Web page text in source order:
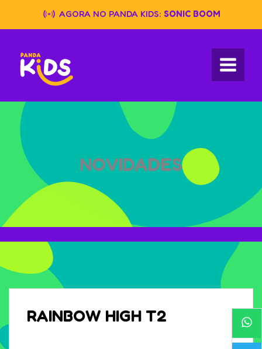
content
AGORA NO PANDA KIDS: SONIC BOOM
NOVIDADES
RAINBOW HIGH T2